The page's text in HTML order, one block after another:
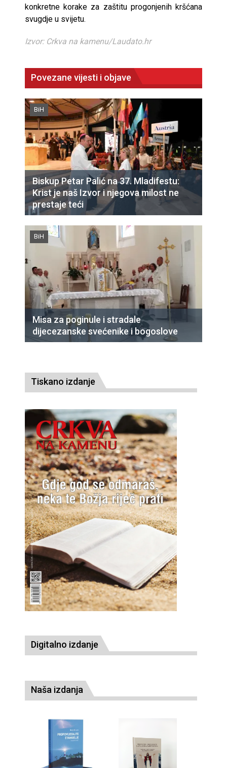
konkretne korake za zaštitu progonjenih kršćana
svugdje u svijetu.
Izvor: Crkva na kamenu/Laudato.hr
Povezane vijesti i objave
BiH
Biskup Petar Palić na 37. Mladifestu:
Krist je naš Izvor i njegova milost ne
prestaje teći
BiH
Misa za poginule i stradale
dijecezanske svećenike i bogoslove
Tiskano izdanje
Digitalno izdanje
Naša izdanja